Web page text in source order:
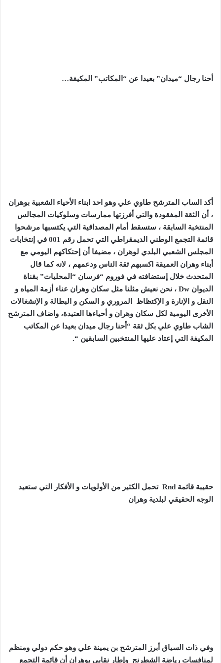
أحنا رجال “ميدان” بعيدا عن “المكاتب” المكيفة…
أكد الساب المترشح طاوي علي وهو احد ابناء الأحياء الشعبية بوهران
، أن الثقة المفقودة والتي أفرزتها ممارسات وسلوكيات المجالس
المنتخبة السابقة ، ستسقط أمام المصداقية التي يكتسبها مرشحوا
قائمة التجمع الوطني الديمقراطي التي تحمل رقم 001 في إنتخابات
المجلس الشعبي البلدي لوهران ، مضيفا أن إحتكاكهم اليومي مع
أبناء وهران العميقة اكسبهم ثقة الناس ودعمهم ، لانه كما قال
المتحدث خلال إستضافته في فوروم “فرسان “المحليات” بقناة
الديوان Dw ، نحن نعيش مثلنا مثل سكان وهران عناء أزمة المياه و
النقل و الإنارة و الإكتظاظ المروري و السكن و البطالة و الإنشغالات
الأخرى اليومية لكل سكان وهران و أحياءها العتيدة، واضاف المترشح
الشاب طاوي علي بكل ثقة “أحنا رجال ميدان بعيدا عن المكاتب
المكيفة التي إعتاد عليها المنتخبين السابقين “.
حقيبة قائمة Rnd تحمل الكثير من الأولويات و الأفكار التي ستعيد
الوجه الحقيقي لبلدية وهران
وفي ذات السياق أبرز المترشح بن يمينة علي وهو حكم دولي ومنظم
لمنافسات رياضة الشطرنج وإطار نقابي بوهران أن قائمة التجمع